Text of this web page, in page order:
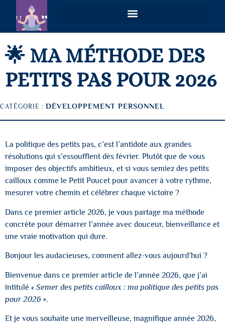
🌟 MA MÉTHODE DES
PETITS PAS POUR 2026
CATÉGORIE : DÉVELOPPEMENT PERSONNEL
La politique des petits pas, c’est l’antidote aux grandes
résolutions qui s’essoufflent dès février. Plutôt que de vous
imposer des objectifs ambitieux, et si vous semiez des petits
cailloux comme le Petit Poucet pour avancer à votre rythme,
mesurer votre chemin et célébrer chaque victoire ?
Dans ce premier article 2026, je vous partage ma méthode
concrète pour démarrer l’année avec douceur, bienveillance et
une vraie motivation qui dure.
Bonjour les audacieuses, comment allez-vous aujourd’hui ?
Bienvenue dans ce premier article de l’année 2026, que j’ai
intitulé « Semer des petits cailloux : ma politique des petits pas
pour 2026 ».
Et je vous souhaite une merveilleuse, magnifique année 2026,